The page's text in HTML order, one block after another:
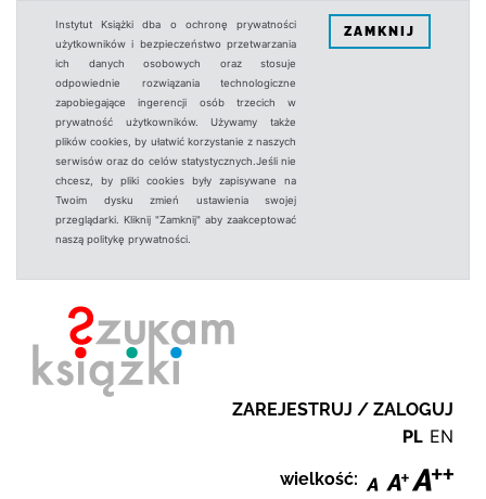
Instytut Książki dba o ochronę prywatności
użytkowników i bezpieczeństwo przetwarzania
ich danych osobowych oraz stosuje
odpowiednie rozwiązania technologiczne
zapobiegające ingerencji osób trzecich w
prywatność użytkowników. Używamy także
plików cookies, by ułatwić korzystanie z naszych
serwisów oraz do celów statystycznych.Jeśli nie
chcesz, by pliki cookies były zapisywane na
Twoim dysku zmień ustawienia swojej
przeglądarki. Kliknij "Zamknij" aby zaakceptować
naszą politykę prywatności.
ZAMKNIJ
ZAREJESTRUJ / ZALOGUJ
PL EN
wielkość: